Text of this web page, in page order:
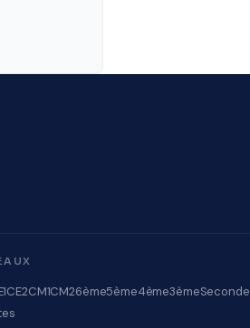
CE2CM1CM26ème5ème4ème3èmeSeconde